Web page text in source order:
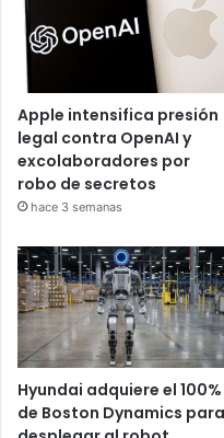
Apple intensifica presión
legal contra OpenAI y
excolaboradores por
robo de secretos
hace 3 semanas
Hyundai adquiere el 100%
de Boston Dynamics para